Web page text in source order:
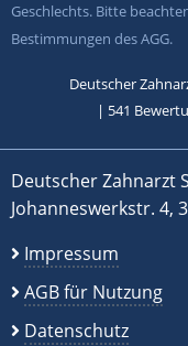
Geschlechts. Bitte
Bestimmungen des AGG.
Deutscher
| 541
Deutscher Zahnarzt
Johanneswerkstr. 4,
Impressum
AGB für Nutzung
Datenschutz